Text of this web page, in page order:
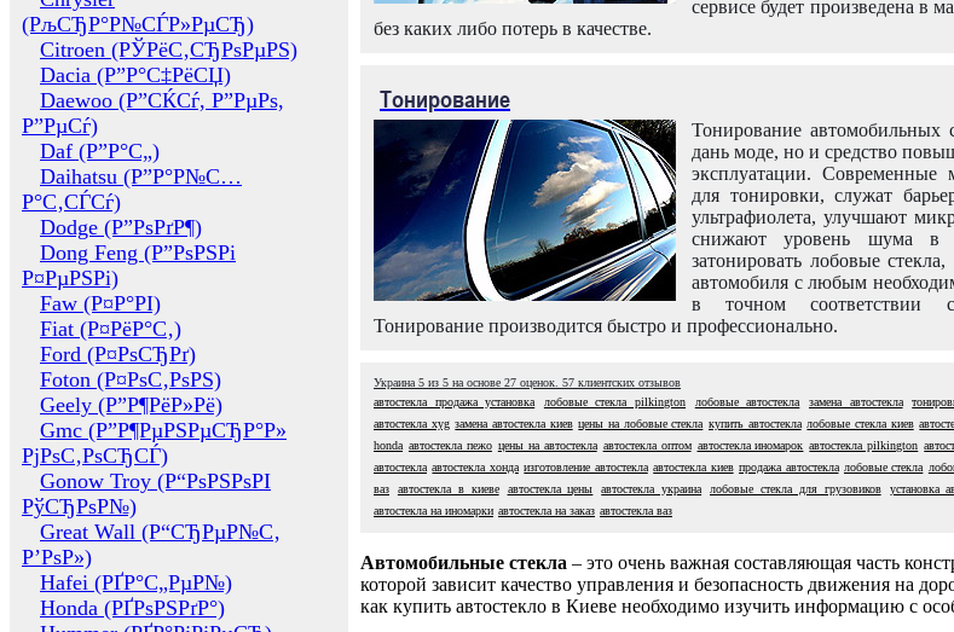
(РљСЂР°Р№СЃР»РµСЂ)
Citroen (РЎРёС‚СЂРѕРµРЅ)
Dacia (Р”Р°С‡РёСЏ)
Daewoo (Р”СЌСѓ, Р”РµРѕ,
Р”РµСѓ)
Daf (Р”Р°С„)
Daihatsu (Р”Р°Р№С…
Р°С‚СЃСѓ)
Dodge (Р”РѕРґР¶)
Dong Feng (Р”РѕРЅРі
Р¤РµРЅРі)
Faw (Р¤Р°РІ)
Fiat (Р¤РёР°С‚)
Ford (Р¤РѕСЂРґ)
Foton (Р¤РѕС‚РѕРЅ)
Geely (Р”Р¶РёР»Рё)
Gmc (Р”Р¶РµРЅРµСЂР°Р»
РјРѕС‚РѕСЂСЃ)
Gonow Troy (Р“РѕРЅРѕРІ
РўСЂРѕР№)
Great Wall (Р“СЂРµР№С‚
Р’РѕР»)
Hafei (РҐР°С„РµР№)
Honda (РҐРѕРЅРґР°)
сервисе будет произведена в
без каких либо потерь в качестве.
Тонирование
Тонирование автомобильных
дань моде, но и средство
эксплуатации. Современные
для тонировки, служат
ультрафиолета, улучшают
снижают уровень шума
затонировать лобовые
автомобиля с любым
в точном соответствии
Тонирование производится быстро и профессионально.
Украина 5 из 5 на основе 27 оценок. 57 клиентских отзывов
автостекла продажа установка
лобовые стекла pilkington лобовые автостекла замена автостекла
автостекла xyg замена автостекла киев цены на лобовые стекла купить автостекла лобовые стекла киев
honda автостекла пежо цены на автостекла автостекла оптом автостекла иномарок автостекла pilkington
автостекла автостекла хонда изготовление автостекла автостекла киев продажа автостекла лобовые стекла
ваз
автостекла в киеве автостекла цены автостекла украина лобовые стекла для грузовиков установка
автостекла на иномарки автостекла на заказ автостекла ваз
Автомобильные стекла – это очень важная составляющая часть
которой зависит качество управления и безопасность движения на
как купить автостекло в Киеве необходимо изучить информацию с